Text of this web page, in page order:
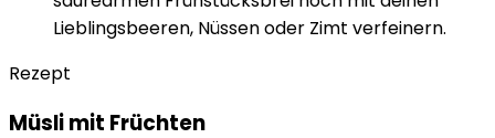
Lieblingsbeeren, Nüssen oder Zimt verfeinern.
Rezept
Müsli mit Früchten